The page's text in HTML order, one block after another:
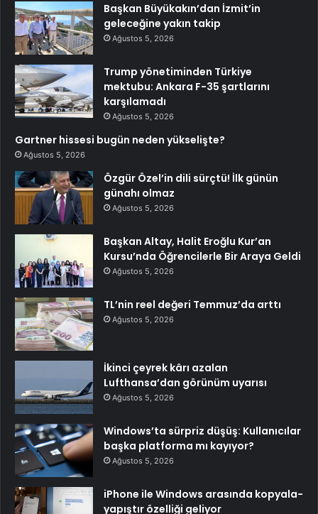
Başkan Büyükakın’dan İzmit’in
geleceğine yakın takip
Ağustos 5, 2026
Trump yönetiminden Türkiye
mektubu: Ankara F-35 şartlarını
karşılamadı
Ağustos 5, 2026
Gartner hissesi bugün neden yükselişte?
Ağustos 5, 2026
Özgür Özel’in dili sürçtü! İlk günün
günahı olmaz
Ağustos 5, 2026
Başkan Altay, Halit Eroğlu Kur’an
Kursu’nda Öğrencilerle Bir Araya Geldi
Ağustos 5, 2026
TL’nin reel değeri Temmuz’da arttı
Ağustos 5, 2026
İkinci çeyrek kârı azalan
Lufthansa’dan görünüm uyarısı
Ağustos 5, 2026
Windows’ta sürpriz düşüş: Kullanıcılar
başka platforma mı kayıyor?
Ağustos 5, 2026
iPhone ile Windows arasında kopyala-
yapıştır özelliği geliyor